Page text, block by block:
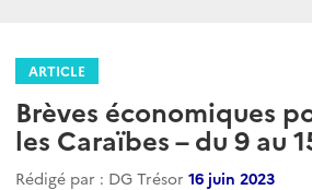
ARTICLE
Brèves économiques
les Caraïbes – du 9 au
Rédigé par : DG Trésor 16 juin 2023